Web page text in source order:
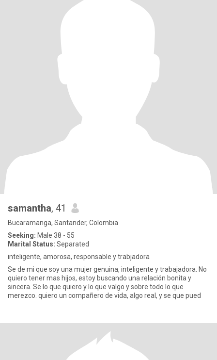
samantha, 41
Bucaramanga, Santander, Colombia
Seeking: Male 38 - 55
Marital Status: Separated
inteligente, amorosa, responsable y trabjadora
Se de mi que soy una mujer genuina, inteligente y trabajadora. No
quiero tener mas hijos, estoy buscando una relación bonita y
sincera. Se lo que quiero y lo que valgo y sobre todo lo que
merezco. quiero un compañero de vida, algo real, y se que pued